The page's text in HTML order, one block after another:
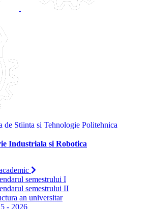
de Stiinta si Tehnologie Politehnica
Industriala si Robotica
semestrului I
semestrului II
an universitar
- 2026